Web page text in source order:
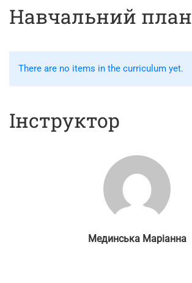
Навчальний план
There are no items in the curriculum yet.
Інструктор
Мединська Маріанна